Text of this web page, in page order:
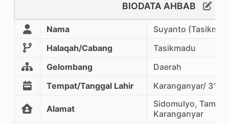
BIODATA AHBAB
Nama
Suyanto
Halaqah/Cabang
Tasikmadu
Gelombang
Daerah
Tempat/Tanggal Lahir
Karanganyar/ 31
Alamat
Sidomulyo,
Karanganyar